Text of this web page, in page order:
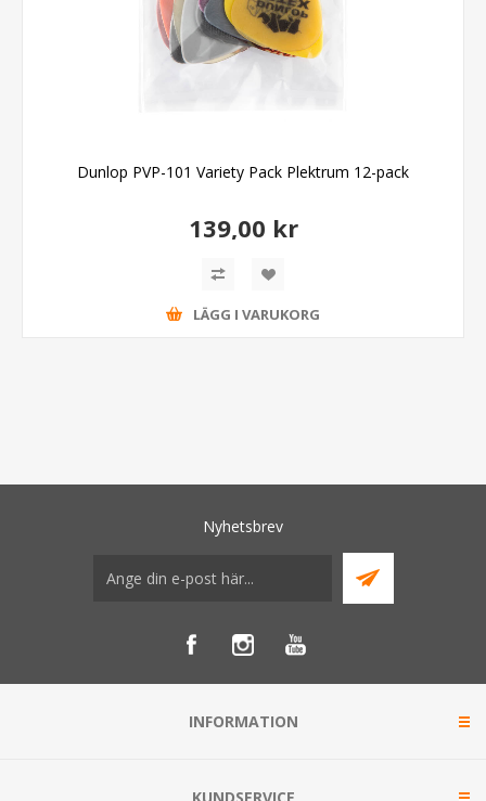
Dunlop PVP-101 Variety Pack Plektrum 12-pack
139,00 kr
LÄGG I VARUKORG
Nyhetsbrev
INFORMATION